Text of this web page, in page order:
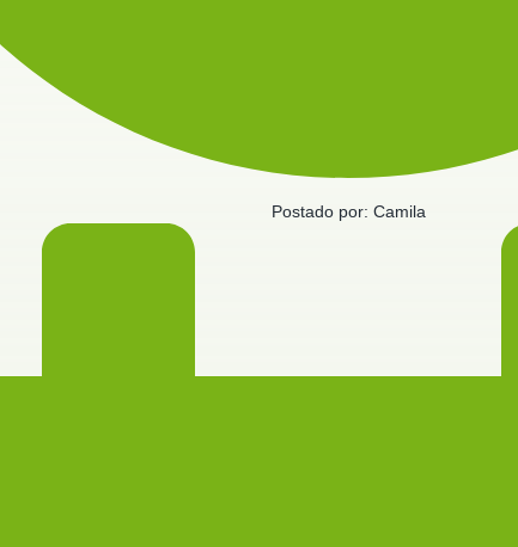
Postado por: Camila